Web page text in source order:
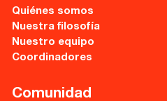
Asesoría y Corrección
Tutorías
Directorios
Quiénes somos
Nuestra filosofía
Nuestro equipo
Coordinadores
Comunidad